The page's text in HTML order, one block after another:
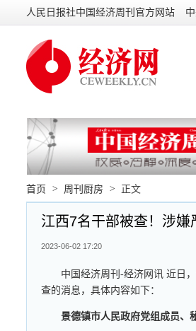
人民日报社中国经济周刊官方网站
首页 > 周刊厨房 > 正文
江西7名干部被查！涉嫌
2023-06-02 17:20
中国经济周刊-经济网讯 近日
查的消息，具体内容如下：
景德镇市人民政府党组成员、